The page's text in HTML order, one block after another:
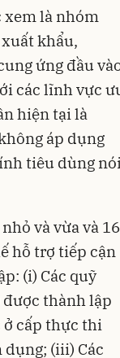
xem là nhóm
khẩu,
ứng đầu
các lĩnh vực
hiện tại là
áp dụng
tiêu dùng nói
và vừa và 16
hỗ trợ tiếp cận
(i) Các quỹ
thành lập
ở cấp thực thi
(iii) Các